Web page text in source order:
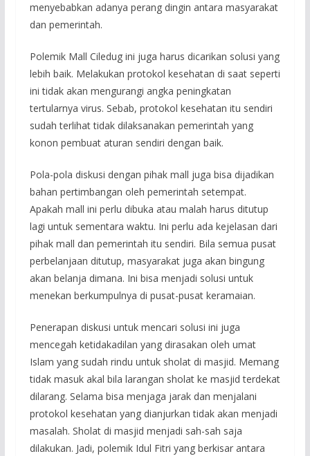
menyebabkan adanya perang dingin antara masyarakat
dan pemerintah.
Polemik Mall Ciledug ini juga harus dicarikan solusi yang
lebih baik. Melakukan protokol kesehatan di saat seperti
ini tidak akan mengurangi angka peningkatan
tertularnya virus. Sebab, protokol kesehatan itu sendiri
sudah terlihat tidak dilaksanakan pemerintah yang
konon pembuat aturan sendiri dengan baik.
Pola-pola diskusi dengan pihak mall juga bisa dijadikan
bahan pertimbangan oleh pemerintah setempat.
Apakah mall ini perlu dibuka atau malah harus ditutup
lagi untuk sementara waktu. Ini perlu ada kejelasan dari
pihak mall dan pemerintah itu sendiri. Bila semua pusat
perbelanjaan ditutup, masyarakat juga akan bingung
akan belanja dimana. Ini bisa menjadi solusi untuk
menekan berkumpulnya di pusat-pusat keramaian.
Penerapan diskusi untuk mencari solusi ini juga
mencegah ketidakadilan yang dirasakan oleh umat
Islam yang sudah rindu untuk sholat di masjid. Memang
tidak masuk akal bila larangan sholat ke masjid terdekat
dilarang. Selama bisa menjaga jarak dan menjalani
protokol kesehatan yang dianjurkan tidak akan menjadi
masalah. Sholat di masjid menjadi sah-sah saja
dilakukan. Jadi, polemik Idul Fitri yang berkisar antara